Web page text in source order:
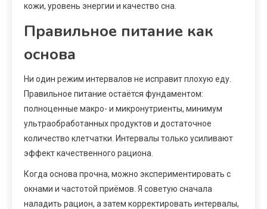
кожи, уровень энергии и качество сна.
Правильное питание как
основа
Ни один режим интервалов не исправит плохую еду.
Правильное питание остаётся фундаментом:
полноценные макро- и микронутриенты, минимум
ультраобработанных продуктов и достаточное
количество клетчатки. Интервалы только усиливают
эффект качественного рациона.
Когда основа прочна, можно экспериментировать с
окнами и частотой приёмов. Я советую сначала
наладить рацион, а затем корректировать интервалы,